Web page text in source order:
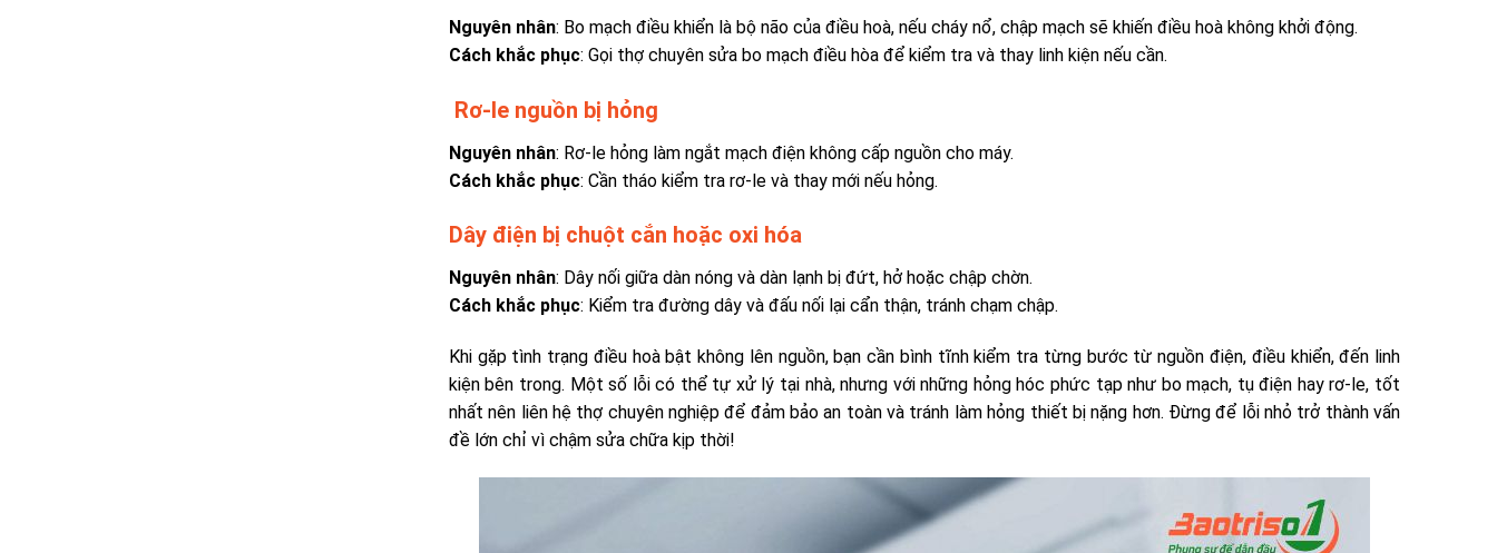
Nguyên nhân: Bo mạch điều khiển là bộ não của điều hoà, nếu cháy nổ, chập mạch sẽ khiến điều hoà không khởi động.
Cách khắc phục: Gọi thợ chuyên sửa bo mạch điều hòa để kiểm tra và thay linh kiện nếu cần.
Rơ-le nguồn bị hỏng
Nguyên nhân: Rơ-le hỏng làm ngắt mạch điện không cấp nguồn cho máy.
Cách khắc phục: Cần tháo kiểm tra rơ-le và thay mới nếu hỏng.
Dây điện bị chuột cắn hoặc oxi hóa
Nguyên nhân: Dây nối giữa dàn nóng và dàn lạnh bị đứt, hở hoặc chập chờn.
Cách khắc phục: Kiểm tra đường dây và đấu nối lại cẩn thận, tránh chạm chập.
Khi gặp tình trạng điều hoà bật không lên nguồn, bạn cần bình tĩnh kiểm tra từng bước từ nguồn điện, điều khiển, đến linh
kiện bên trong. Một số lỗi có thể tự xử lý tại nhà, nhưng với những hỏng hóc phức tạp như bo mạch, tụ điện hay rơ-le, tốt
nhất nên liên hệ thợ chuyên nghiệp để đảm bảo an toàn và tránh làm hỏng thiết bị nặng hơn. Đừng để lỗi nhỏ trở thành vấn
đề lớn chỉ vì chậm sửa chữa kịp thời!